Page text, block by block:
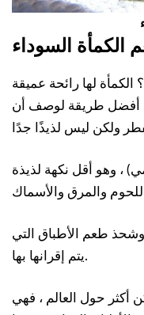
لها رائحة عميقة
أفضل طريقة لوصف أن
، وهو أقل نكهة لذيذة
وشحذ طعم الأطباق التي
يتم إقرانها بها.
أكثر حول العالم ، فهي